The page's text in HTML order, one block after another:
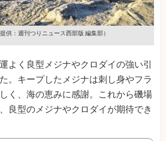
提供：週刊つりニュース西部版 編集部）
よく良型メジナやクロダイの強い引
。キープしたメジナは刺し身やフラ
く、海の恵みに感謝。これから磯場
良型のメジナやクロダイが期待でき